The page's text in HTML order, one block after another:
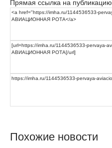
Прямая ссылка на публикацию
Похожие новости